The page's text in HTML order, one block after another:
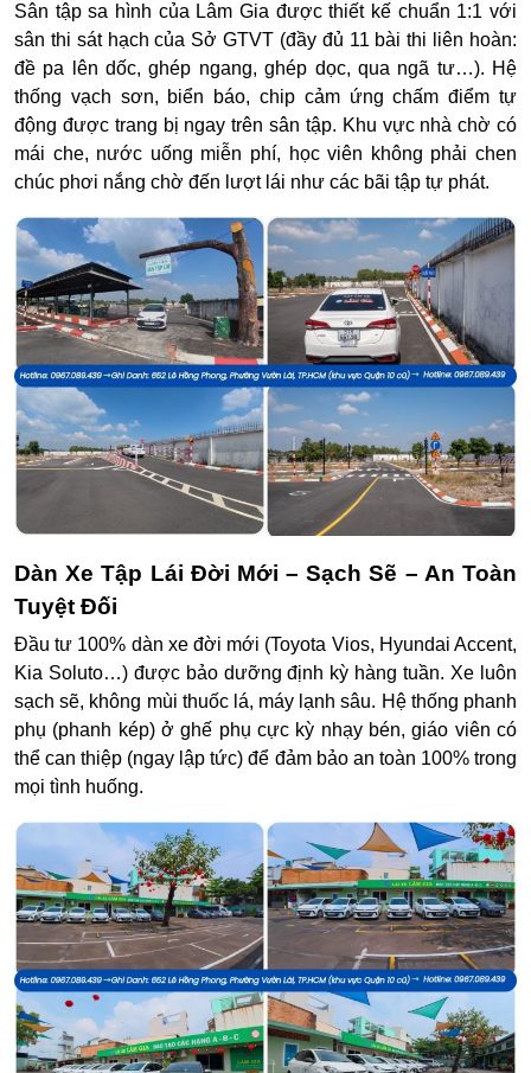
Sân tập sa hình của Lâm Gia được thiết kế chuẩn 1:1 với
sân thi sát hạch của Sở GTVT (đầy đủ 11 bài thi liên hoàn:
đề pa lên dốc, ghép ngang, ghép dọc, qua ngã tư…). Hệ
thống vạch sơn, biển báo, chip cảm ứng chấm điểm tự
động được trang bị ngay trên sân tập. Khu vực nhà chờ có
mái che, nước uống miễn phí, học viên không phải chen
chúc phơi nắng chờ đến lượt lái như các bãi tập tự phát.
Dàn Xe Tập Lái Đời Mới – Sạch Sẽ – An Toàn
Tuyệt Đối
Đầu tư 100% dàn xe đời mới (Toyota Vios, Hyundai Accent,
Kia Soluto…) được bảo dưỡng định kỳ hàng tuần. Xe luôn
sạch sẽ, không mùi thuốc lá, máy lạnh sâu. Hệ thống phanh
phụ (phanh kép)ở ghế phụ cực kỳ nhạy bén, giáo viên có
thể can thiệp (ngay lập tức) để đảm bảo an toàn 100% trong
mọi tình huống.